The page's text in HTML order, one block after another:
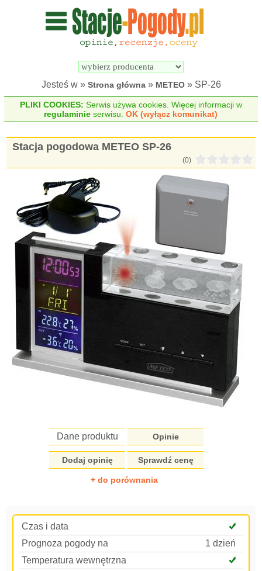
Wyszukiwarka
pogodowych
Jesteś w » Strona główna» METEO» SP-26
PLIKI COOKIES: Serwis używa cookies. Więcej informacji w
regulaminie serwisu.OK (wyłącz komunikat)
Stacja pogodowa METEO SP-26
(0)
Dane produktu Opinie
Dodaj opinię Sprawdź cenę
+ do porównania
Czas i data
Prognoza pogody na
1 dzień
Temperatura wewnętrzna